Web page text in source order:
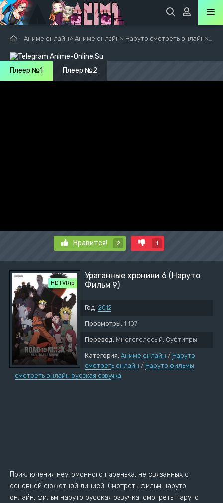
Аниме онлайн» Аниме онлайн» Наруто смотреть онлайн»
Плеер №1 Плеер №2
Нравится! 2 1
HDTVRip
Ураганные хроники 6 (Наруто
Фильм 9)
Год: 2012
Просмотры: 1 107
Перевод: Многоголосый, Субтитры
Категория: Аниме онлайн / Наруто
смотреть онлайн / Наруто фильмы
смотреть онлайн русская озвучка
Приключения неугомонного паренька, не связанных с
основной сюжетной линией. Смотреть фильм наруто
онлайн, фильм наруто русская озвучка, смотреть Наруто